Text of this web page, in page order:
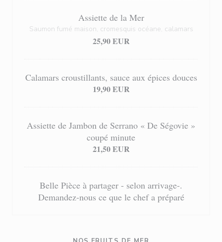
Assiette de la Mer
Saumon fumé maison, cromesquis océane, calamars
25,90 EUR
Calamars croustillants, sauce aux épices douces
19,90 EUR
Assiette de Jambon de Serrano « De Ségovie »
coupé minute
21,50 EUR
Belle Pièce à partager - selon arrivage-.
Demandez-nous ce que le chef a préparé